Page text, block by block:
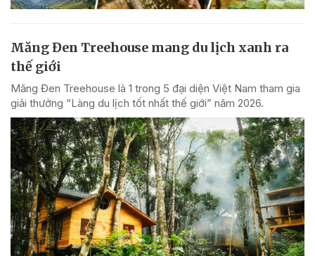
Măng Đen Treehouse mang du lịch xanh ra
thế giới
Măng Đen Treehouse là 1 trong 5 đại diện Việt Nam tham gia
giải thưởng “Làng du lịch tốt nhất thế giới” năm 2026.